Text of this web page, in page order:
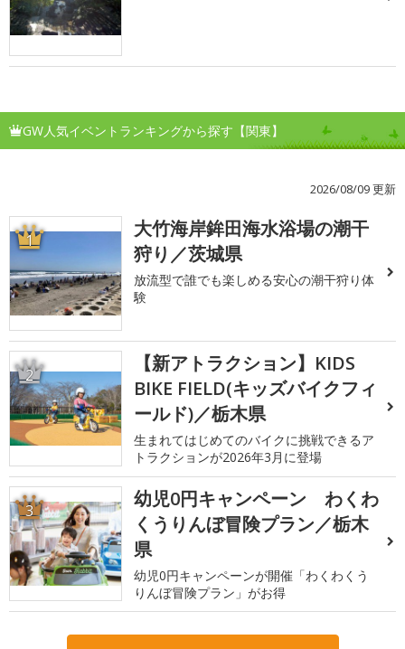
GW人気イベントランキングから探す【関東】
2026/08/09 更新
1
大竹海岸鉾田海水浴場の潮干
狩り／茨城県
放流型で誰でも楽しめる安心の潮干狩り体
験
2
【新アトラクション】KIDS
BIKE FIELD(キッズバイクフィ
ールド)／栃木県
生まれてはじめてのバイクに挑戦できるア
トラクションが2026年3月に登場
3
幼児0円キャンペーン わくわ
くうりんぼ冒険プラン／栃木
県
幼児0円キャンペーンが開催「わくわくう
りんぼ冒険プラン」がお得